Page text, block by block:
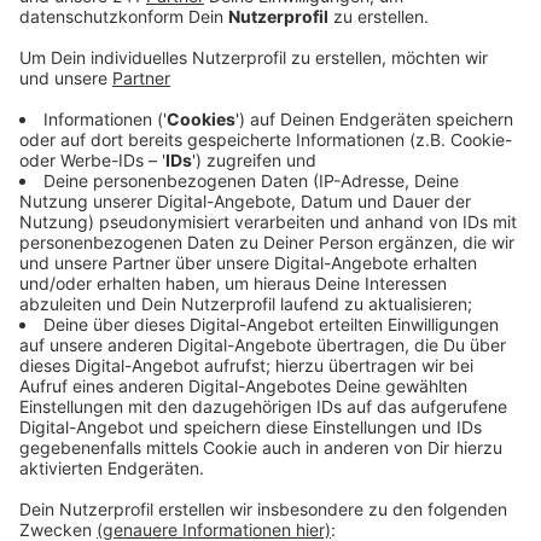
Stadt vor einem Jahr keine Fehler gemacht habe.
Veröffentlicht:Donnerstag, 14.07.2022 05:46
Anzeige
Um eine Katastrophe wie vor einem Jahr zu verhindern,
will die Stadt unter anderem die Deiche ausbauen und
Flächen entsiegeln. Außerdem will die Stadt die Bürger
künftig auf verschiedenen Kanälen besser warnen –
z.B. auf sozialen Netzwerken. Zudem baut die Stadt
gerade weitere Sirenen im Stadtgebiet auf. Zur
besseren Überwachung der Flusspegel richtet der
Wupperverband derzeit neue Messstellen ein. Was die
Stadt noch in Sachen Hochwasserschutz plant, hört